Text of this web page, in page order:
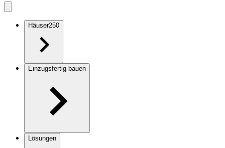
Häuser250
Einzugsfertig bauen
Lösungen